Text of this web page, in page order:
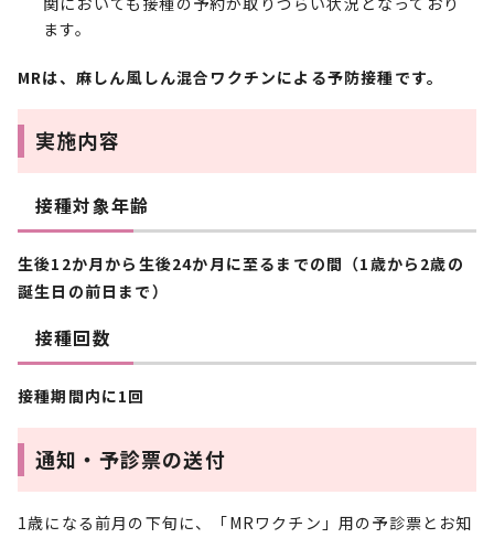
ます。
MRは、麻しん風しん混合ワクチンによる予防接種です。
実施内容
接種対象年齢
生後12か月から生後24か月に至るまでの間（1歳から2歳の
誕生日の前日まで）
接種回数
接種期間内に1回
通知・予診票の送付
1歳になる前月の下旬に、「MRワクチン」用の予診票とお知